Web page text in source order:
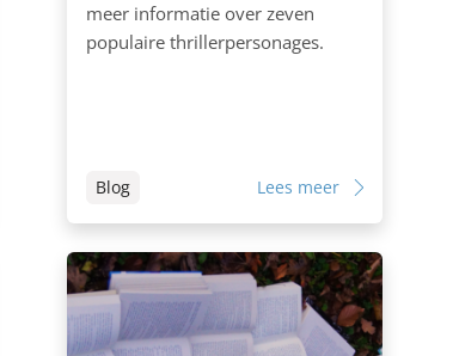
meer informatie over zeven
populaire thrillerpersonages.
Blog Lees meer